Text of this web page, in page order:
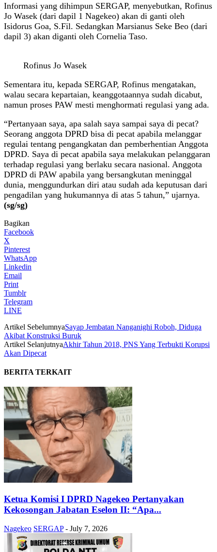
Informasi yang dihimpun SERGAP, menyebutkan, Rofinus
Jo Wasek (dari dapil 1 Nagekeo) akan di ganti oleh
Isidorus Goa, S.Fil. Sedangkan Marsianus Seke Beo (dari
dapil 3) akan diganti oleh Cornelia Taso.
Rofinus Jo Wasek
Sementara itu, kepada SERGAP, Rofinus mengatakan,
walau secara kepartaian, keanggotaannya sudah dicabut,
namun proses PAW mesti menghormati regulasi yang ada.
“Pertanyaan saya, apa salah saya sampai saya di pecat?
Seorang anggota DPRD bisa di pecat apabila melanggar
regulai tentang pengangkatan dan pemberhentian Anggota
DPRD. Saya di pecat apabila saya melakukan pelanggaran
terhadap regulasi yang berlaku secara nasional. Anggota
DPRD di PAW apabila yang bersangkutan meninggal
dunia, menggundurkan diri atau sudah ada keputusan dari
pengadilan yang hukumannya di atas 5 tahun,” ujarnya.
(sg/sg)
Bagikan
Facebook
X
Pinterest
WhatsApp
Linkedin
Email
Print
Tumblr
Telegram
LINE
Artikel SebelumnyaSayap Jembatan Nanganighi Roboh, Diduga
Akibat Konstruksi Buruk
Artikel SelanjutnyaAkhir Tahun 2018, PNS Yang Terbukti Korupsi
Akan Dipecat
BERITA TERKAIT
Ketua Komisi I DPRD Nagekeo Pertanyakan
Kekosongan Jabatan Eselon II: “Apa...
Nagekeo SERGAP - July 7, 2026